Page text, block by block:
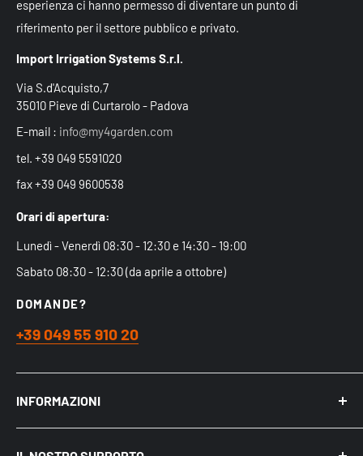
esperienza ci hanno permesso di diventare un punto di
riferimento per il settore pubblico e privato.
Import Irrigation Systems S.r.l.
Via S.d'Acquisto,7
35010 Pieve di Curtarolo - Padova
E-mail : info@my4garden.com
tel. +39 049 5591020
fax +39 049 9600538
Orari di apertura:
Lunedì - Venerdì 08:30 - 12:30 e 14:30 - 19:00
Sabato 08:30 - 12:30 (da aprile a ottobre)
DOMANDE?
+39 049 55 910 20
INFORMAZIONI
Chi siamo